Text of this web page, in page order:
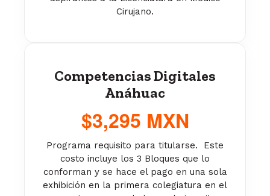
Cirujano.
Competencias Digitales
Anáhuac
$3,295 MXN
Programa requisito para titularse. Este
costo incluye los 3 Bloques que lo
conforman y se hace el pago en una sola
exhibición en la primera colegiatura en el